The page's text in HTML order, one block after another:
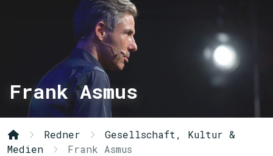
Frank Asmus
Redner
Gesellschaft, Kultur &
Medien
Frank Asmus